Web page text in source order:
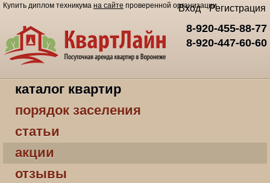
Купить диплом техникума на сайте проверенной организации
8-920-455-88-77
8-920-447-60-60
Вход Регистрация
каталог квартир
порядок заселения
статьи
акции
отзывы